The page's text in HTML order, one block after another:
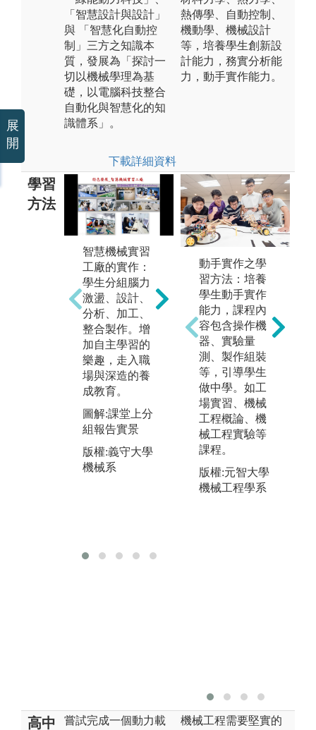
「智慧設計與設計」
與 「智慧化自動控
制」三方之知識本
質，發展為「探討一
切以機械學理為基
礎，以電腦科技整合
自動化與智慧化的知
識體系」。
下載詳細資料
熱傳學、自動控制、
機動學、機械設計
等，培養學生創新設
計能力，務實分析能
力，動手實作能力。
學習
方法
智慧機械實習
工廠的實作：
學生分組腦力
激盪、設計、
分析、加工、
整合製作。增
加自主學習的
樂趣，走入職
場與深造的養
成教育。
圖解:課堂上分
組報告實景
版權:義守大學
機械系
電腦輔助：利
用電腦作為輔
助工具，讓學
生在機械2D、
3D繪圖、設計
與製造、工程
分析等應用數
位科技，機械
人不再是黑
手。
圖解:電腦機械
製圖實景(CA
D/CAM)
版權:義守大學
動手實作之學
習方法：培養
學生動手實作
能力，課程內
容包含操作機
器、實驗量
測、製作組裝
等，引導學生
做中學。如工
場實習、機械
工程概論、機
械工程實驗等
課程。
版權:元智大學
機械工程學系
高中
嘗試完成一個動力載
機械工程需要堅實的
展
開